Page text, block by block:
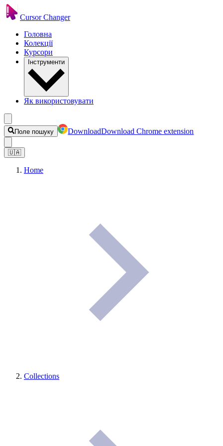
Cursor Changer
Головна
Колекції
Курсори
Інструменти
Як використовувати
Поле пошуку DownloadDownload Chrome extension
🇺🇦
Home
Collections